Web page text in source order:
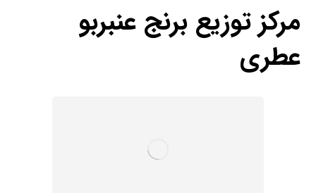
مرکز توزیع برنج عنبربو
عطری